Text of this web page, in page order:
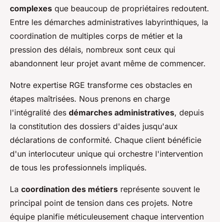
complexes que beaucoup de propriétaires redoutent.
Entre les démarches administratives labyrinthiques, la
coordination de multiples corps de métier et la
pression des délais, nombreux sont ceux qui
abandonnent leur projet avant même de commencer.
Notre expertise RGE transforme ces obstacles en
étapes maîtrisées. Nous prenons en charge
l'intégralité des démarches administratives, depuis
la constitution des dossiers d'aides jusqu'aux
déclarations de conformité. Chaque client bénéficie
d'un interlocuteur unique qui orchestre l'intervention
de tous les professionnels impliqués.
La coordination des métiers représente souvent le
principal point de tension dans ces projets. Notre
équipe planifie méticuleusement chaque intervention